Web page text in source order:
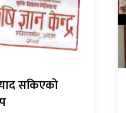
सकिएको